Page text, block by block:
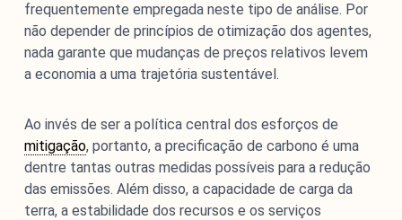
frequentemente empregada neste tipo de análise. Por
não depender de princípios de otimização dos agentes,
nada garante que mudanças de preços relativos levem
a economia a uma trajetória sustentável.
Ao invés de ser a política central dos esforços de
mitigação, portanto, a precificação de carbono é uma
dentre tantas outras medidas possíveis para a redução
das emissões. Além disso, a capacidade de carga da
terra, a estabilidade dos recursos e os serviços